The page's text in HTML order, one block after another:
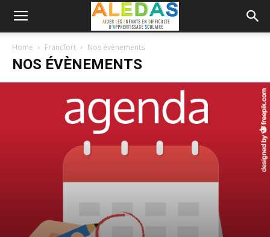
Home Francfort Nos évènements
NOS ÉVÈNEMENTS